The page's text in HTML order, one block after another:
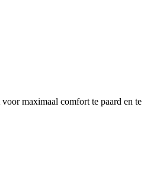
maximaal comfort te paard en te